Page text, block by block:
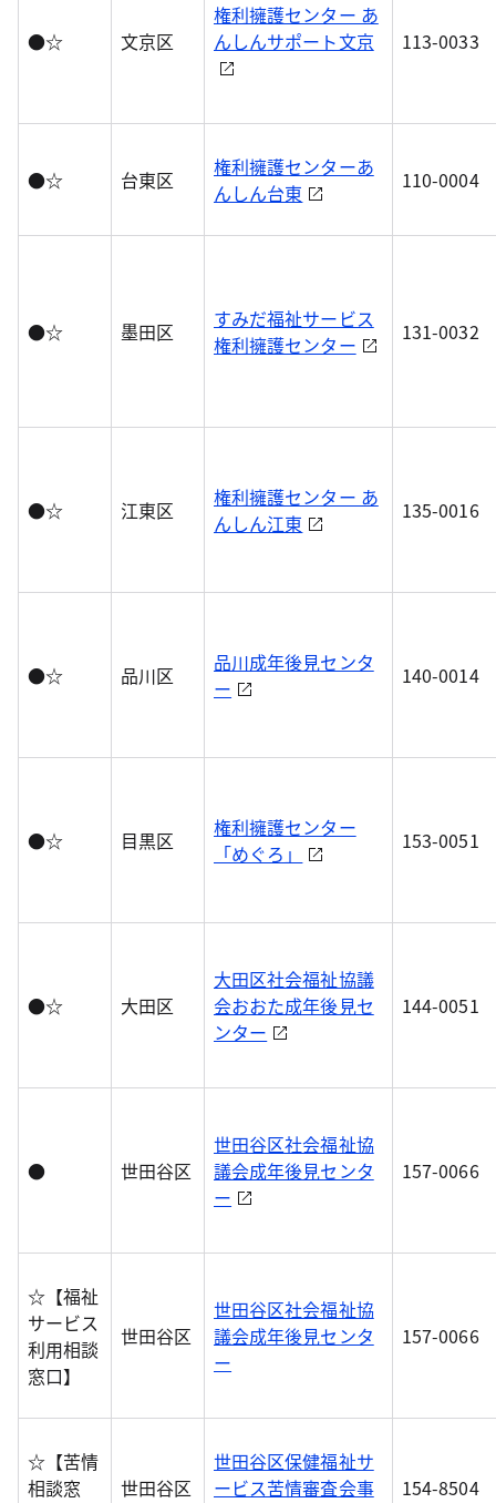
●☆ 文京区
権利擁護センター あ
んしんサポート文京
113-0033
●☆ 台東区
権利擁護センターあ
んしん台東
110-0004
●☆ 墨田区
すみだ福祉サービス
権利擁護センター
131-0032
●☆ 江東区
権利擁護センター あ
んしん江東
135-0016
●☆ 品川区
品川成年後見センタ
ー
140-0014
●☆ 目黒区
権利擁護センター
「めぐろ」
153-0051
●☆ 大田区
大田区社会福祉協議
会おおた成年後見セ
ンター
144-0051
● 世田谷区
世田谷区社会福祉協
議会成年後見センタ
ー
157-0066
☆【福祉
サービス
利用相談
窓口】
世田谷区
世田谷区社会福祉協
議会成年後見センタ
ー
157-0066
☆【苦情
相談窓
世田谷区
世田谷区保健福祉サ
ービス苦情審査会事
154-8504